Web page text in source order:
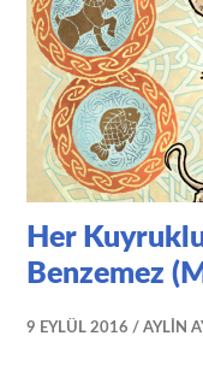
Her
Benzemez
9 EYLÜL 2016 AYLIN